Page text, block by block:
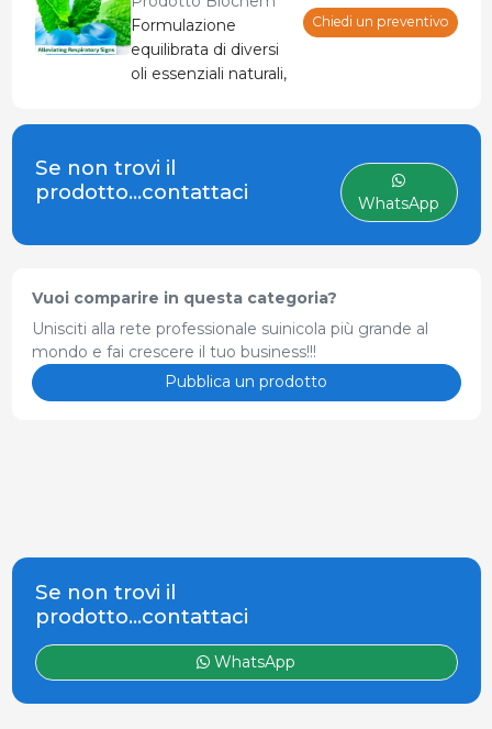
Se non trovi il
prodotto...contattaci
WhatsApp
Formulazione
equilibrata di diversi
oli essenziali naturali,
respirazione, libera le
favorisce la funzione
naturale del tratto
miscela bene in
consente
flessibile nell’acqua
da bere o tramite
spray.
Chiedi un preventivo
Se non trovi il
prodotto...contattaci
WhatsApp
Vuoi comparire in questa categoria?
Unisciti alla rete professionale suinicola più grande al
mondo e fai crescere il tuo business!!!
Pubblica un prodotto